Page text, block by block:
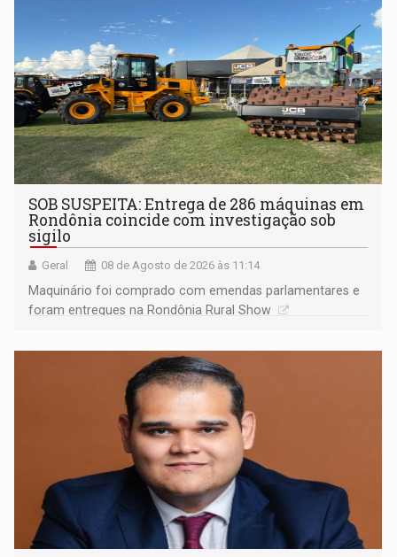
SOB SUSPEITA: Entrega de 286 máquinas em
Rondônia coincide com investigação sob
sigilo
Geral 08 de Agosto de 2026 às 11:14
Maquinário foi comprado com emendas parlamentares e
foram entregues na Rondônia Rural Show